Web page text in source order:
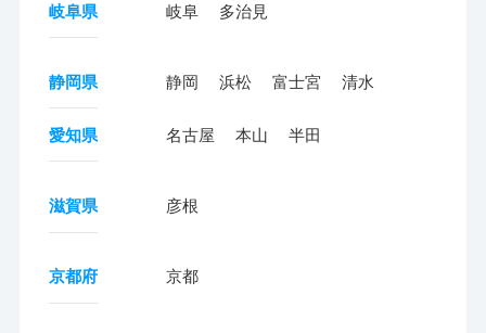
岐阜県 岐阜 多治見
静岡県 静岡 浜松 富士宮 清水
愛知県 名古屋 本山 半田
滋賀県 彦根
京都府 京都